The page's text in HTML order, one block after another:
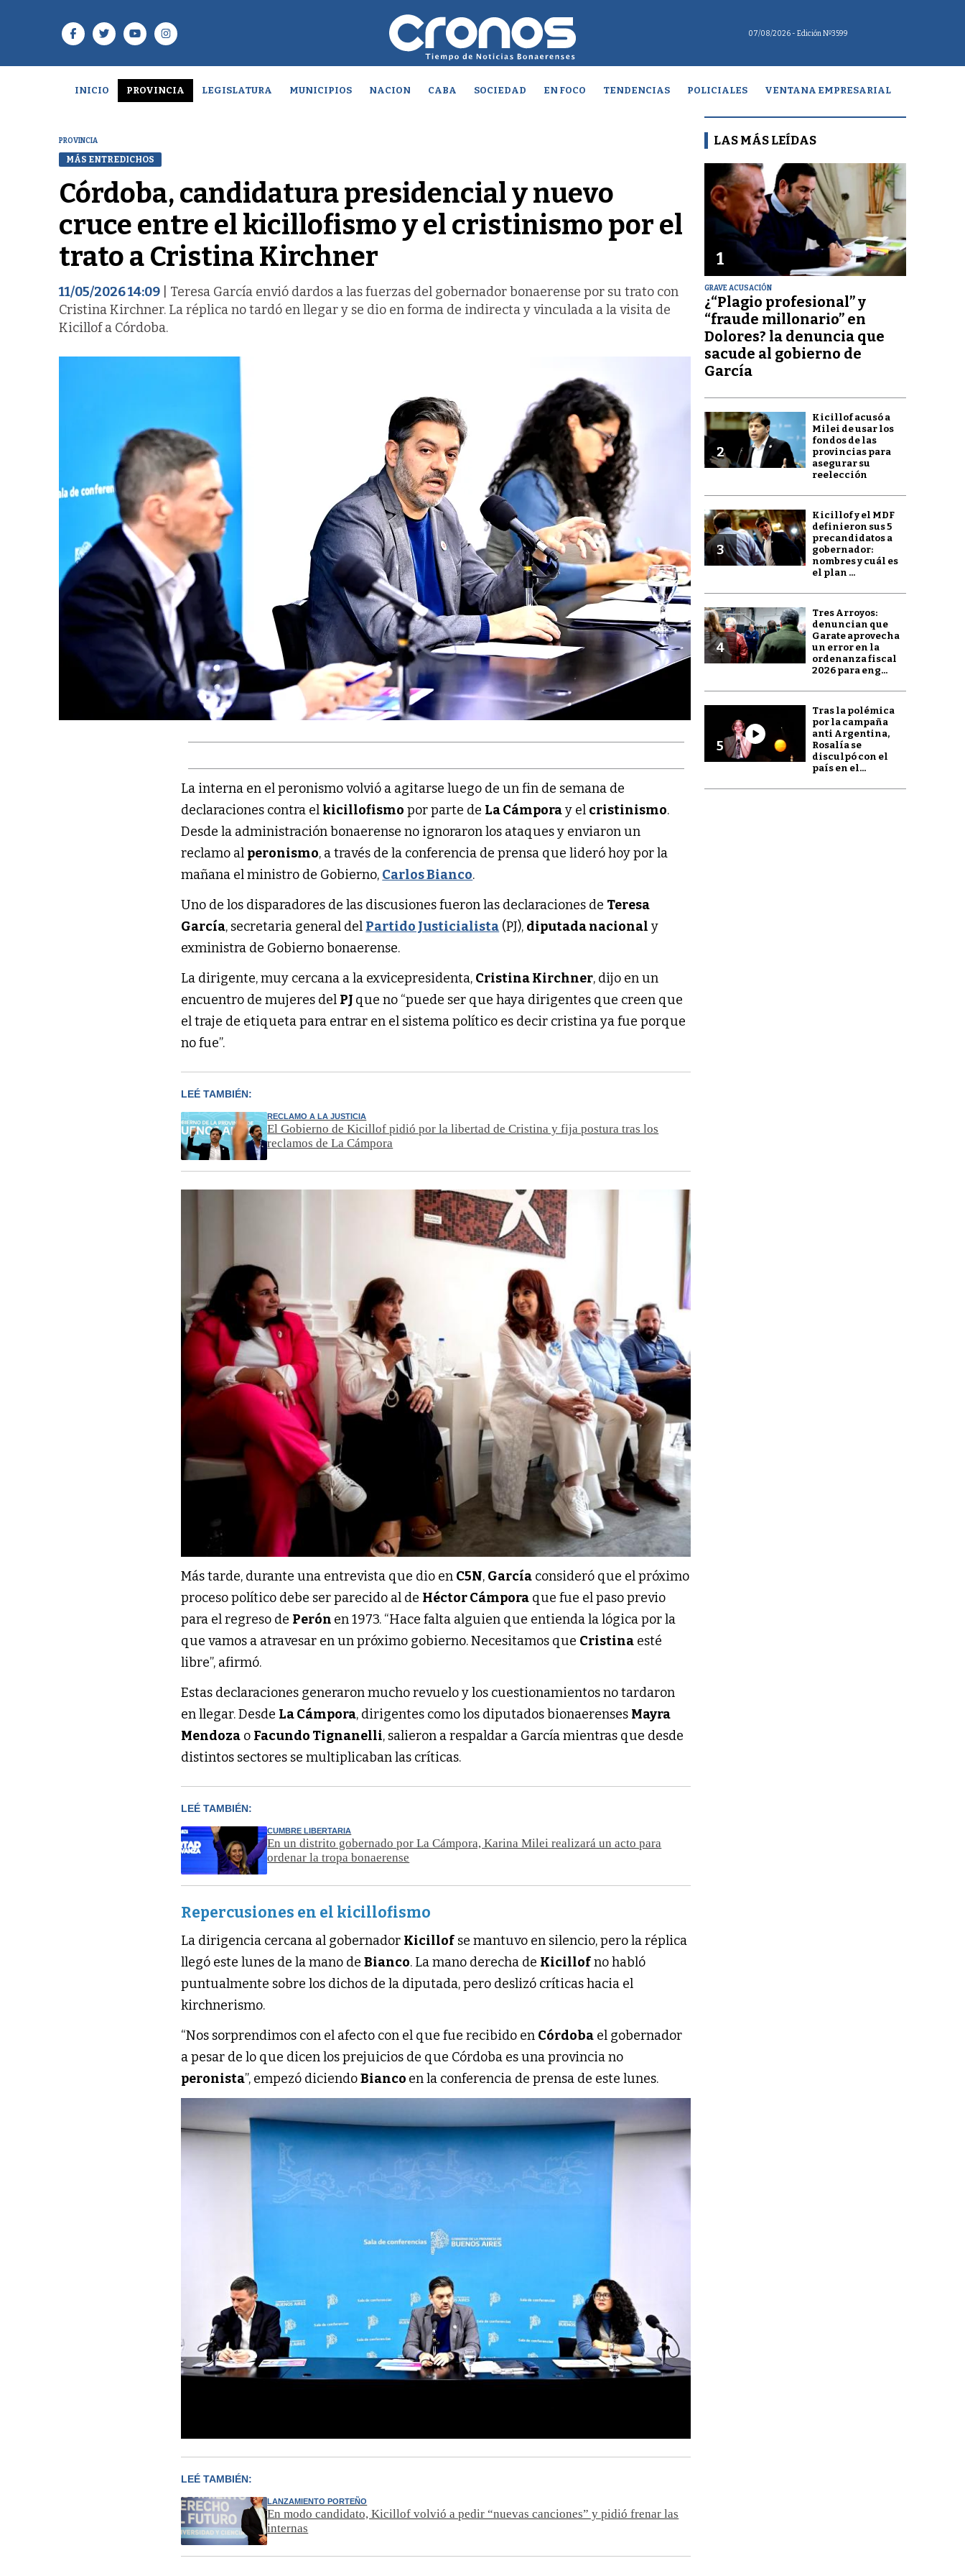
07/08/2026 - Edición Nº3599
INICIO PROVINCIA LEGISLATURA MUNICIPIOS NACION CABA SOCIEDAD EN FOCO TENDENCIAS POLICIALES VENTANA EMPRESARIAL
PROVINCIA
MÁS ENTREDICHOS
Córdoba, candidatura presidencial y nuevo
cruce entre el kicillofismo y el cristinismo por el
trato a Cristina Kirchner
11/05/2026 14:09 | Teresa García envió dardos a las fuerzas del gobernador bonaerense por su trato con
Cristina Kirchner. La réplica no tardó en llegar y se dio en forma de indirecta y vinculada a la visita de
Kicillof a Córdoba.
La interna en el peronismo volvió a agitarse luego de un fin de semana de
declaraciones contra el kicillofismo por parte de La Cámporay el cristinismo.
Desde la administración bonaerense no ignoraron los ataques y enviaron un
reclamo al peronismo, a través de la conferencia de prensa que lideró hoy por la
mañana el ministro de Gobierno, Carlos Bianco.
Uno de los disparadores de las discusiones fueron las declaraciones de Teresa
García, secretaria general del Partido Justicialista (PJ), diputada nacional y
exministra de Gobierno bonaerense.
La dirigente, muy cercana a la exvicepresidenta, Cristina Kirchner, dijo en un
encuentro de mujeres del PJ que no “puede ser que haya dirigentes que creen que
el traje de etiqueta para entrar en el sistema político es decir cristina ya fue porque
no fue”.
LEÉ TAMBIÉN:
RECLAMO A LA JUSTICIA
El Gobierno de Kicillof pidió por la libertad de Cristina y fija postura tras los
reclamos de La Cámpora
Más tarde, durante una entrevista que dio en C5N, García consideró que el próximo
proceso político debe ser parecido al de Héctor Cámpora que fue el paso previo
para el regreso de Perón en 1973. “Hace falta alguien que entienda la lógica por la
que vamos a atravesar en un próximo gobierno. Necesitamos que Cristina esté
libre”, afirmó.
Estas declaraciones generaron mucho revuelo y los cuestionamientos no tardaron
en llegar. Desde La Cámpora, dirigentes como los diputados bionaerenses Mayra
Mendoza o Facundo Tignanelli, salieron a respaldar a García mientras que desde
distintos sectores se multiplicaban las críticas.
LEÉ TAMBIÉN:
CUMBRE LIBERTARIA
En un distrito gobernado por La Cámpora, Karina Milei realizará un acto para
ordenar la tropa bonaerense
Repercusiones en el kicillofismo
La dirigencia cercana al gobernador Kicillofse mantuvo en silencio, pero la réplica
llegó este lunes de la mano deBianco. La mano derecha de Kicillofno habló
puntualmente sobre los dichos de la diputada, pero deslizó críticas hacia el
kirchnerismo.
“Nos sorprendimos con el afecto con el que fue recibido en Córdoba el gobernador
a pesar de lo que dicen los prejuicios de que Córdoba es una provincia no
peronista”, empezó diciendoBianco en la conferencia de prensa de este lunes.
LEÉ TAMBIÉN:
LANZAMIENTO PORTEÑO
En modo candidato, Kicillof volvió a pedir “nuevas canciones” y pidió frenar las
internas
LAS MÁS LEÍDAS
1
GRAVE ACUSACIÓN
¿“Plagio profesional” y
“fraude millonario” en
Dolores? la denuncia que
sacude al gobierno de
García
2
Kicillof acusó a
Milei de usar los
fondos de las
provincias para
asegurar su
reelección
3
Kicillof y el MDF
definieron sus 5
precandidatos a
gobernador:
nombres y cuál es
el plan ...
4
Tres Arroyos:
denuncian que
Garate aprovecha
un error en la
ordenanza fiscal
2026 para eng...
5
Tras la polémica
por la campaña
anti Argentina,
Rosalía se
disculpó con el
país en el...